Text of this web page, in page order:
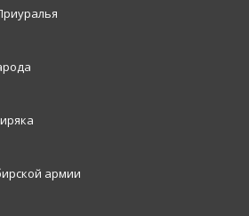
армии